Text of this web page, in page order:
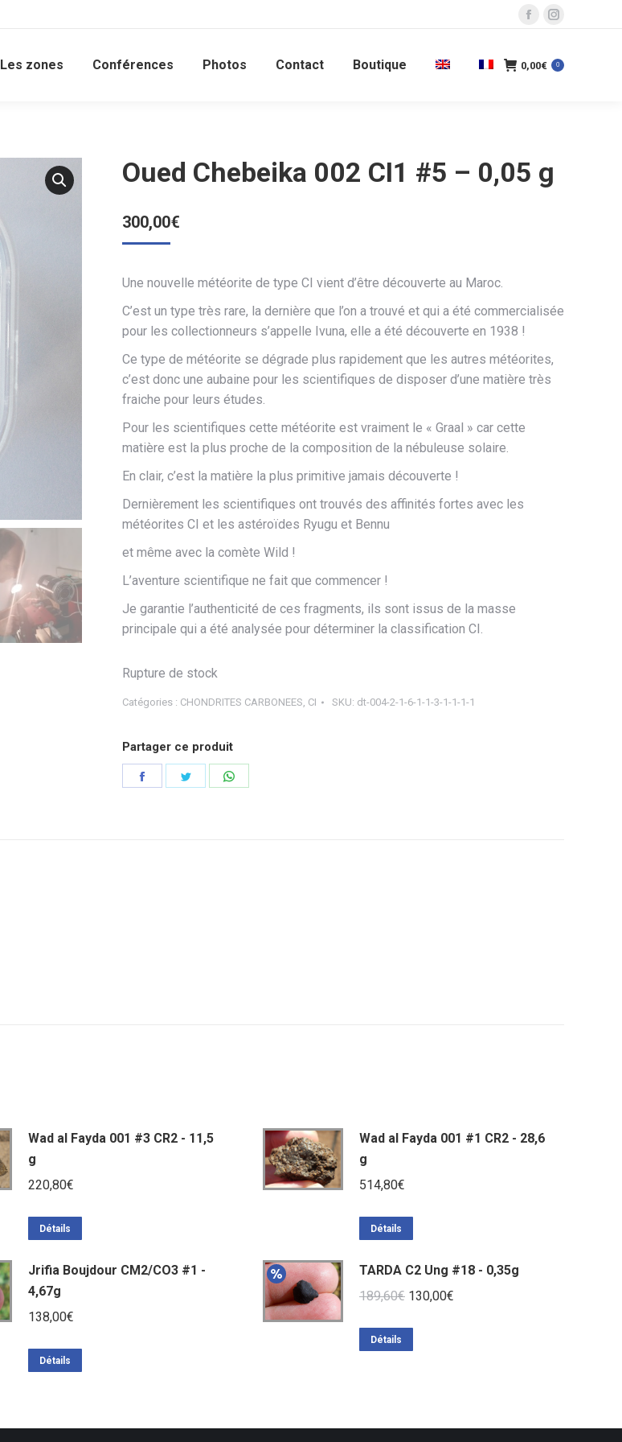
La
Facebook
fenêtre
La
Instagram
fenêtre
Les zones Conférences Photos Contact Boutique 0,00€ 0
Oued Chebeika 002 CI1 #5 – 0,05 g
300,00€
Une nouvelle météorite de type CI vient d’être découverte au Maroc.
C’est un type très rare, la dernière que l’on a trouvé et qui a été commercialisée
pour les collectionneurs s’appelle Ivuna, elle a été découverte en 1938 !
Ce type de météorite se dégrade plus rapidement que les autres météorites,
c’est donc une aubaine pour les scientifiques de disposer d’une matière très
fraiche pour leurs études.
Pour les scientifiques cette météorite est vraiment le « Graal » car cette
matière est la plus proche de la composition de la nébuleuse solaire.
En clair, c’est la matière la plus primitive jamais découverte !
Dernièrement les scientifiques ont trouvés des affinités fortes avec les
météorites CI et les astéroïdes Ryugu et Bennu
et même avec la comète Wild !
L’aventure scientifique ne fait que commencer !
Je garantie l’authenticité de ces fragments, ils sont issus de la masse
principale qui a été analysée pour déterminer la classification CI.
Rupture de stock
Catégories : CHONDRITES CARBONEES, CI SKU: dt-004-2-1-6-1-1-3-1-1-1-1
Partager ce produit
Partager Partager
Wad al Fayda 001 #3 CR2 - 11,5
g
220,80€
Détails
Wad al Fayda 001 #1 CR2 - 28,6
g
514,80€
Détails
Jrifia Boujdour CM2/CO3 #1 -
4,67g
138,00€
Détails
TARDA C2 Ung #18 - 0,35g
189,60€ Le
130,00€
Détails